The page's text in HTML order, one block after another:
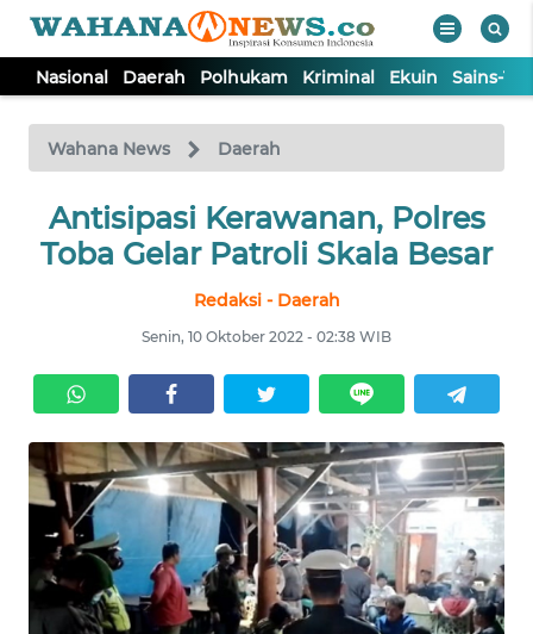
Nasional Daerah Polhukam Kriminal Ekuin Sains-
Wahana News Daerah
Antisipasi Kerawanan, Polres
Toba Gelar Patroli Skala Besar
Redaksi - Daerah
Senin, 10 Oktober 2022 - 02:38 WIB
TV
Tutup
NASIONAL
KRIMINAL
EKUIN
SAINS-TEKNO
KESEHATAN